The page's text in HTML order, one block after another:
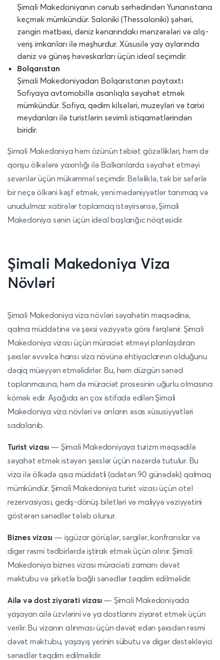
Şimali Makedoniyanın cənub sərhədindən Yunanıstana
keçmək mümkündür. Saloniki (Thessaloniki) şəhəri,
zəngin mətbəxi, dəniz kənarındakı mənzərələri və alış-
veriş imkanları ilə məşhurdur. Xüsusilə yay aylarında
dəniz və günəş həvəskarları üçün ideal seçimdir.
Bolqarıstan
Şimali Makedoniyadan Bolqarıstanın paytaxtı
Sofiyaya avtomobillə asanlıqla səyahət etmək
mümkündür. Sofiya, qədim kilsələri, muzeyləri və tarixi
meydanları ilə turistlərin sevimli istiqamətlərindən
biridir.
Şimali Makedoniya həm özünün təbiət gözəllikləri, həm də
qonşu ölkələrə yaxınlığı ilə Balkanlarda səyahət etməyi
sevənlər üçün mükəmməl seçimdir. Beləliklə, tək bir səfərlə
bir neçə ölkəni kəşf etmək, yeni mədəniyyətlər tanımaq və
unudulmaz xatirələr toplamaq istəyirsənsə, Şimali
Makedoniya sənin üçün ideal başlanğıc nöqtəsidir.
Şimali Makedoniya Viza
Növləri
Şimali Makedoniya viza növləri səyahətin məqsədinə,
qalma müddətinə və şəxsi vəziyyətə görə fərqlənir. Şimali
Makedoniya vizası üçün müraciət etməyi planlaşdıran
şəxslər əvvəlcə hansı viza növünə ehtiyaclarının olduğunu
dəqiq müəyyən etməlidirlər. Bu, həm düzgün sənəd
toplanmasına, həm də müraciət prosesinin uğurlu olmasına
kömək edir. Aşağıda ən çox istifadə edilən Şimali
Makedoniya viza növləri və onların əsas xüsusiyyətləri
sadalanıb.
Turist vizası — Şimali Makedoniyaya turizm məqsədilə
səyahət etmək istəyən şəxslər üçün nəzərdə tutulur. Bu
viza ilə ölkədə qısa müddətli (adətən 90 günədək) qalmaq
mümkündür. Şimali Makedoniya turist vizası üçün otel
rezervasiyası, gediş-dönüş biletləri və maliyyə vəziyyətini
göstərən sənədlər tələb olunur.
Biznes vizası — işgüzar görüşlər, sərgilər, konfranslar və
digər rəsmi tədbirlərdə iştirak etmək üçün alınır. Şimali
Makedoniya biznes vizası müraciəti zamanı dəvət
məktubu və şirkətlə bağlı sənədlər təqdim edilməlidir.
Ailə və dost ziyarəti vizası — Şimali Makedoniyada
yaşayan ailə üzvlərini və ya dostlarını ziyarət etmək üçün
verilir. Bu vizanın alınması üçün dəvət edən şəxsdən rəsmi
dəvət məktubu, yaşayış yerinin sübutu və digər dəstəkləyici
sənədlər təqdim edilməlidir.